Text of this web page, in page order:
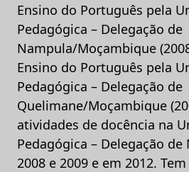
Ensino do Português pela
Pedagógica – Delegação de
Nampula/Moçambique
Ensino do Português pela
Pedagógica – Delegação de
Quelimane/Moçambique
atividades de docência na
Pedagógica – Delegação
2008 e 2009 e em 2012.